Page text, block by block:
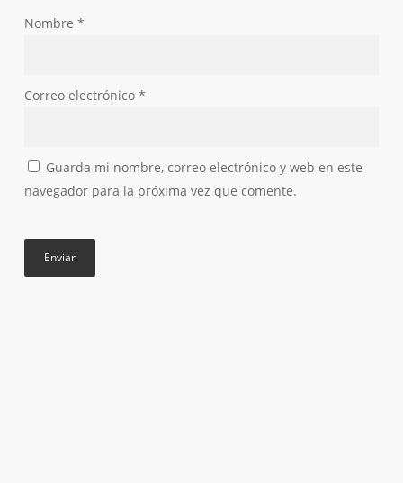
Nombre *
Correo electrónico *
Guarda mi nombre, correo electrónico y web en este
navegador para la próxima vez que comente.